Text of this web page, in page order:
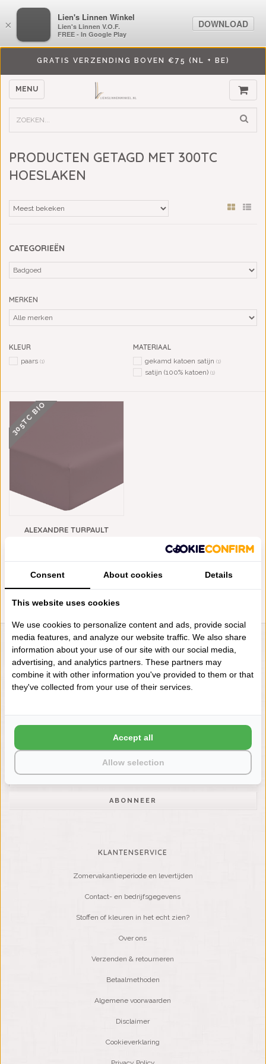
GRATIS VERZENDING BOVEN €75 (NL + BE)
MENU
PRODUCTEN GETAGD MET 300TC
HOESLAKEN
CATEGORIEËN
MERKEN
KLEUR
paars (1)
MATERIAAL
gekamd katoen satijn (1)
satijn (100% katoen) (1)
305TC BIO
ALEXANDRE TURPAULT
LIENSLINNENWINKEL.NL
VRAGEN? BEL DAN
+31 (0) 575 511817
Wilt u op de hoogte blijven?
Word lid van onze mailinglijst:
ABONNEER
KLANTENSERVICE
Zomervakantieperiode en levertijden
Contact- en bedrijfsgegevens
Stoffen of kleuren in het echt zien?
Over ons
Verzenden & retourneren
Betaalmethoden
Algemene voorwaarden
Disclaimer
Cookieverklaring
×
LiensLinnenwinkel.nl
Lien's Linnen V.O.F.
FREE - In Google Play
DOWNLOAD
Consent About cookies Details
This website uses cookies
We use cookies to personalize content and ads, provide social
media features, and analyze our website traffic. We also share
information about your use of our site with our social media,
advertising, and analytics partners. These partners may
combine it with other information you've provided to them or that
they've collected from your use of their services.
Allow selection
Accept all
×
Lien's Linnen Winkel
Lien's Linnen V.O.F.
FREE - In Google Play
DOWNLOAD